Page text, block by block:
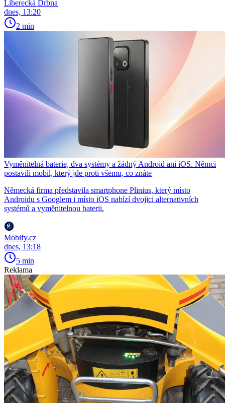
Liberecká Drbna
dnes, 13:20
2 min
Vyměnitelná baterie, dva systémy a žádný Android ani iOS. Němci
postavili mobil, který jde proti všemu, co znáte
Německá firma představila smartphone Plinius, který místo
Androidu s Googlem i místo iOS nabízí dvojici alternativních
systémů a vyměnitelnou baterii.
Mobify.cz
dnes, 13:18
5 min
Reklama